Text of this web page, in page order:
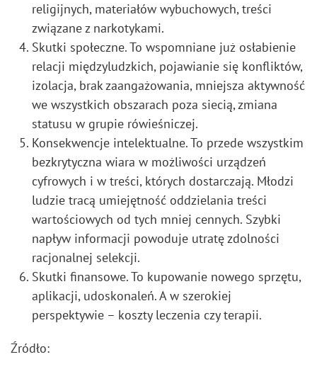
religijnych, materiałów wybuchowych, treści
związane z narkotykami.
Skutki społeczne. To wspomniane już osłabienie
relacji międzyludzkich, pojawianie się konfliktów,
izolacja, brak zaangażowania, mniejsza aktywność
we wszystkich obszarach poza siecią, zmiana
statusu w grupie rówieśniczej.
Konsekwencje intelektualne. To przede wszystkim
bezkrytyczna wiara w możliwości urządzeń
cyfrowych i w treści, których dostarczają. Młodzi
ludzie tracą umiejętność oddzielania treści
wartościowych od tych mniej cennych. Szybki
napływ informacji powoduje utratę zdolności
racjonalnej selekcji.
Skutki finansowe. To kupowanie nowego sprzętu,
aplikacji, udoskonaleń. A w szerokiej
perspektywie – koszty leczenia czy terapii.
Źródło: